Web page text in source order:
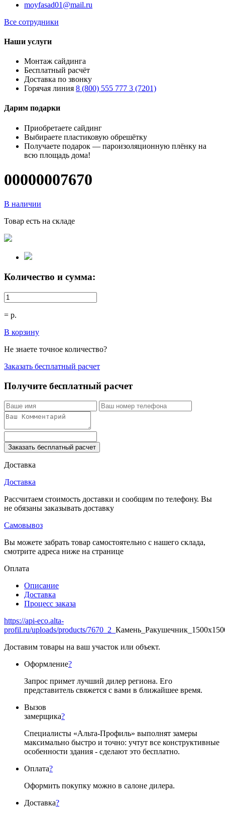
moyfasad01@mail.ru
Все сотрудники
Наши услуги
Монтаж сайдинга
Бесплатный расчёт
Доставка по звонку
Горячая линия 8 (800) 555 777 3 (7201)
Дарим подарки
Приобретаете сайдинг
Выбираете пластиковую обрешётку
Получаете подарок — пароизоляционную плёнку на
всю площадь дома!
00000007670
В наличии
Товар есть на складе
Количество и сумма:
= р.
В корзину
Не знаете точное количество?
Заказать бесплатный расчет
Получите бесплатный расчет
Заказать бесплатный расчет
Доставка
Доставка
Рассчитаем стоимость доставки и сообщим по телефону. Вы
не обязаны заказывать доставку
Самовывоз
Вы можете забрать товар самостоятельно с нашего склада,
смотрите адреса ниже на странице
Оплата
Описание
Доставка
Процесс заказа
https://api-eco.alta-
profil.ru/uploads/products/7670_2_
Доставим товары на ваш участок или объект.
Оформление?
Запрос примет лучший дилер региона. Его
представитель свяжется с вами в ближайшее время.
Вызов
замерщика?
Специалисты «Альта-Профиль» выполнят замеры
максимально быстро и точно: учтут все конструктивные
особенности здания - сделают это бесплатно.
Оплата?
Оформить покупку можно в салоне дилера.
Доставка?